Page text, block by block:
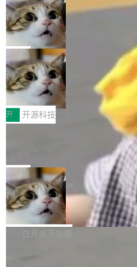
施软件，很可能都在用它。而过去
的人一直在用业余...
i> <li>现在，助手可以直接使用 Exa 的网络搜索
结果回答问题，而无需将问题转交
（<a href="https://
bug.cgi?id=204...
ent 计算。真正适合的，是
工程师在这件事上没什么可谦虚
orkers 跑了十年 Isolate。用
nce 的话说：「我们一生都在用
码，而 AI Agent 不需要容器，它
late。」 容器为什么不合适 容器
和销毁都太重了。一个 Agent 要
只需要几毫秒的 CPU 时间，但容
就绪要花数秒。如果未来有十...
OpenAI 公开邮件和聊天记录回
诉讼，称“Apple is getting
g”
上个月，苹果一纸诉状把
控其挖角苹果前员工并窃取商业
状把 OpenAI 描述成一个系统性
人、套取机密信息的对手。
函，也没选择庭外沉默。它在官
文，标题只有六个字：Apple is
ng。 然后，它把邮件往来和
录全贴了出来。 他发错人了 苹
iel Gross 来自 Weil 律所，2 月
给 OpenAI 总法律顾问 Che
件，附了一封长信，要求 OpenAI
果员工带走机密信...
局
HUAWEI MatePad Edge上架
ddy鸿蒙PC版，说话就能干活
搭子
全能AI工作台WorkBuddy鸿蒙PC
I MatePad Edge应用市场，直接
用，与鸿蒙电脑上的体验一致。
这是目前市面上唯一支持平板接
C版的产品，搭载“人机双写”重
你的，AI写AI的，同屏协作互不
AI帮你干活，现在开启全新体验
体验WorkBuddy鸿蒙PC版前，请
atePad Edge 升级至
P9 patch03及以上版本。 *升级
开 开源科技
FFmpeg 9.0 发布：代号“Lei”
全球知名开源多媒体框架
布了 9.0 版本。这个版本除了带
处理能力和硬件加速支持之外，
处：FFmpeg 9.0 的代号是“Lei”
来自中国开发者雷霄骅（Lei
很多中国音视频开发者而言，这个
局
亚马逊成本失控：AI 写代码烧
万元，超预算 860%
外媒近日曝光了亚马逊的多份内
导致公司在多个项目上超支。《金
白开水不加糖